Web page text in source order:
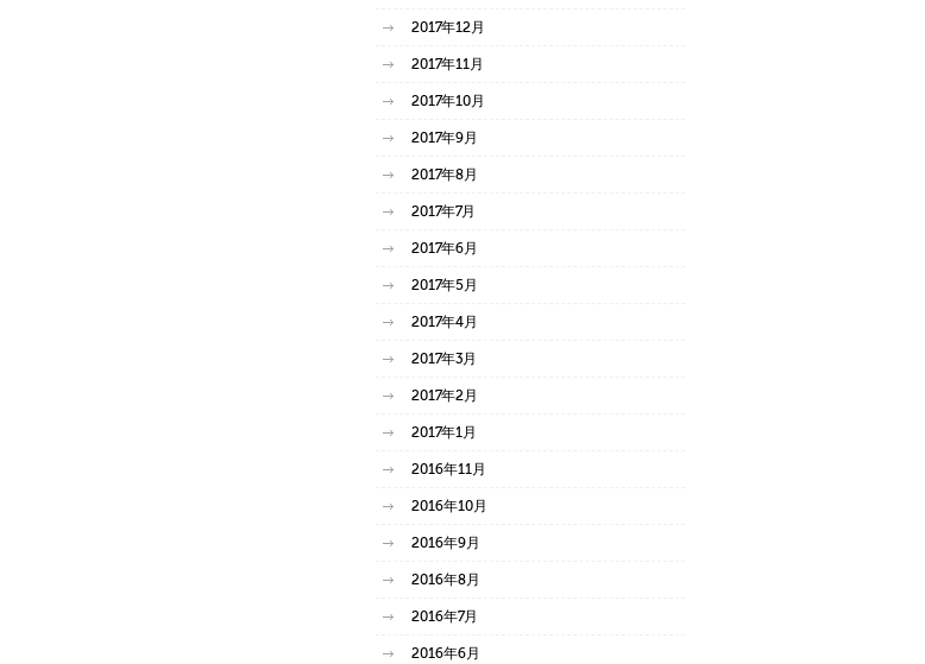
2017年12月
2017年11月
2017年10月
2017年9月
2017年8月
2017年7月
2017年6月
2017年5月
2017年4月
2017年3月
2017年2月
2017年1月
2016年11月
2016年10月
2016年9月
2016年8月
2016年7月
2016年6月